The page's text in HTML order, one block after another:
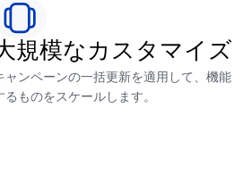
規模なカスタマイズ
ャンペーンの一括更新を適用して、機能
るものをスケールします。